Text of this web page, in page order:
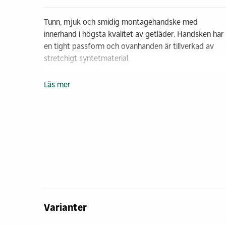
Tunn, mjuk och smidig montagehandske med
innerhand i högsta kvalitet av getläder. Handsken har
en tight passform och ovanhanden är tillverkad av
stretchigt syntetmaterial.
Läs mer
Varianter